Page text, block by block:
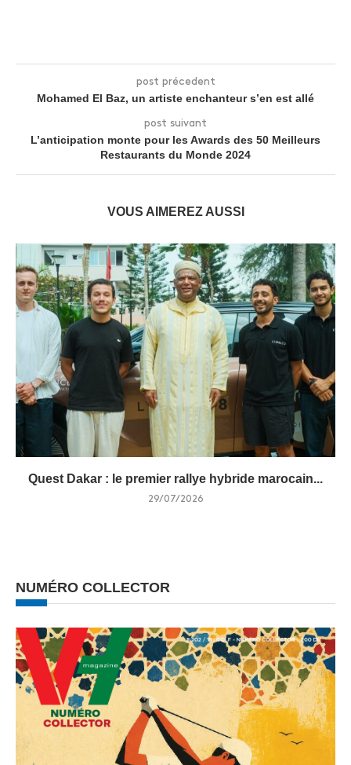
post précedent
Mohamed El Baz, un artiste enchanteur s’en est allé
post suivant
L’anticipation monte pour les Awards des 50 Meilleurs
Restaurants du Monde 2024
VOUS AIMEREZ AUSSI
Quest Dakar : le premier rallye hybride marocain...
29/07/2026
NUMÉRO COLLECTOR